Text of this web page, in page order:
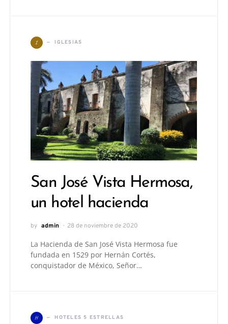
I IGLESIAS
San José Vista Hermosa,
un hotel hacienda
by admin 28 de noviembre de 2020
La Hacienda de San José Vista Hermosa fue
fundada en 1529 por Hernán Cortés,
conquistador de México, Señor…
H HOTELES 5 ESTRELLAS